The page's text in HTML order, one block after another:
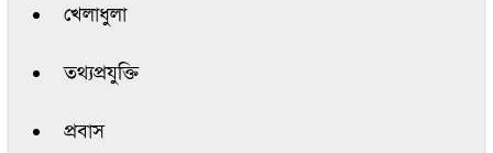
খেলাধুলা
তথ্যপ্রযুক্তি
প্রবাস